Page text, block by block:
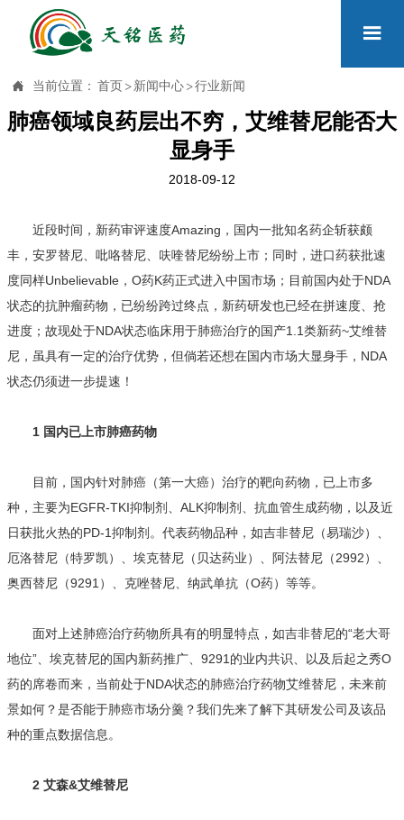

 当前位置： 首页 > 新闻中心 >行业新闻
肺癌领域良药层出不穷，艾维替尼能否大
显身手
2018-09-12
近段时间，新药审评速度Amazing，国内一批知名药企斩获颇
丰，安罗替尼、吡咯替尼、呋喹替尼纷纷上市；同时，进口药获批速
度同样Unbelievable，O药K药正式进入中国市场；目前国内处于NDA
状态的抗肿瘤药物，已纷纷跨过终点，新药研发也已经在拼速度、抢
进度；故现处于NDA状态临床用于肺癌治疗的国产1.1类新药~艾维替
尼，虽具有一定的治疗优势，但倘若还想在国内市场大显身手，NDA
状态仍须进一步提速！
1 国内已上市肺癌药物
目前，国内针对肺癌（第一大癌）治疗的靶向药物，已上市多
种，主要为EGFR-TKI抑制剂、ALK抑制剂、抗血管生成药物，以及近
日获批火热的PD-1抑制剂。代表药物品种，如吉非替尼（易瑞沙）、
厄洛替尼（特罗凯）、埃克替尼（贝达药业）、阿法替尼（2992）、
奥西替尼（9291）、克唑替尼、纳武单抗（O药）等等。
面对上述肺癌治疗药物所具有的明显特点，如吉非替尼的“老大哥
地位”、埃克替尼的国内新药推广、9291的业内共识、以及后起之秀O
药的席卷而来，当前处于NDA状态的肺癌治疗药物艾维替尼，未来前
景如何？是否能于肺癌市场分羹？我们先来了解下其研发公司及该品
种的重点数据信息。
2 艾森&艾维替尼